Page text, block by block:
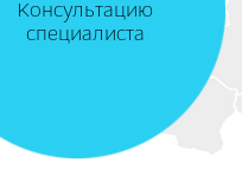
Консультацию
специалиста